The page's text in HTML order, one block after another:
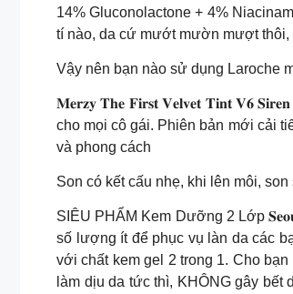
14% Gluconolactone + 4%
tí nào, da cứ mướt mườn mượt thôi,
Vậy nên bạn nào sử dụng Laroche
𝐌𝐞𝐫𝐳𝐲 𝐓𝐡𝐞 𝐅𝐢𝐫𝐬𝐭 𝐕𝐞𝐥𝐯𝐞𝐭 𝐓𝐢𝐧𝐭 𝐕𝟔
cho mọi cô gái. Phiên bản mới cải
và phong cách
Son có kết cấu nhẹ, khi lên môi,
SIÊU PHẨM Kem Dưỡng 2 Lớp
số lượng ít để phục vụ làn da các
với chất kem gel 2 trong 1. Cho
làm dịu da tức thì, KHÔNG gây bết